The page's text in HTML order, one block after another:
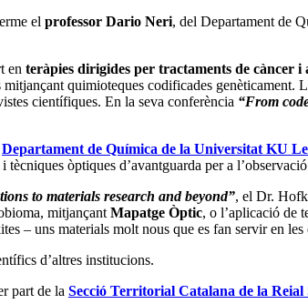
el professor Dario Neri, del Departament de
en teràpies dirigides per tractaments de càncer i
quimioteques codificades genèticament.
científiques. En la seva conferència “From
Departament de Química de la Universitat KU
òptiques d’avantguarda per a
to materials research and beyond”, el Dr.
mitjançant Mapatge Òptic, o l’aplicació de
– uns materials molt nous que es fan servir en les
d’altres institucions.
part de la Secció Territorial Catalana de la Reial